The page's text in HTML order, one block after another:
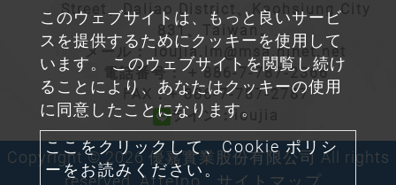
このウェブサイトは、もっと良いサービ
スを提供するためにクッキーを使用して
います。 このウェブサイトを閲覧し続け
ることにより、あなたはクッキーの使用
に同意したことになります。
ここをクリックして、Cookie ポリシ
ーをお読みください。
Street、Daliao District、Kaohsiung City
831、Taiwan。
メール：ioujia.lm@msa.hinet.net
電話番号：+ 886-7-787-2366
FAX：+ 886-7-787-2787
ライン：ioujia
Copyright © 2026 優嘉實業股份有限公司 All rights
reserved. Atteipo. サイトマップ